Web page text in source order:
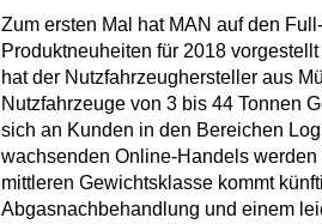
Zum ersten Mal hat MAN auf den
Produktneuheiten für 2018
hat der Nutzfahrzeughersteller aus
Nutzfahrzeuge von 3 bis 44 Tonnen
sich an Kunden in den Bereichen
wachsenden Online-Handels
mittleren Gewichtsklasse kommt
Abgasnachbehandlung und einem